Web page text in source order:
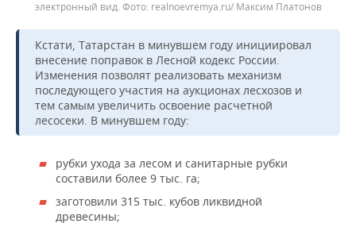
электронный вид.
realnoevremya.ru/ Максим Платонов
Кстати, Татарстан в минувшем году инициировал
внесение поправок в Лесной кодекс России.
Изменения позволят реализовать механизм
последующего участия на аукционах лесхозов и
тем самым увеличить освоение расчетной
лесосеки. В минувшем году:
рубки ухода за лесом и санитарные рубки
составили более 9 тыс. га;
заготовили 315 тыс. кубов ликвидной
древесины;